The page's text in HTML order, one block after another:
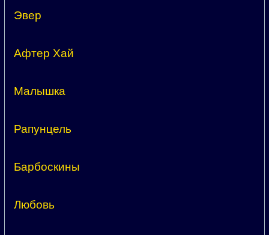
Эвер
Афтер Хай
Малышка
Рапунцель
Барбоскины
Любовь